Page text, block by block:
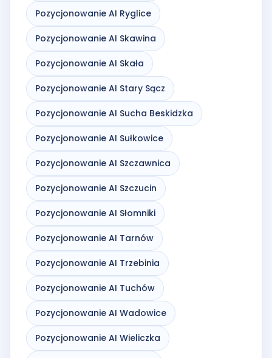
Pozycjonowanie AI Ryglice
Pozycjonowanie AI Skawina
Pozycjonowanie AI Skała
Pozycjonowanie AI Stary Sącz
Pozycjonowanie AI Sucha Beskidzka
Pozycjonowanie AI Sułkowice
Pozycjonowanie AI Szczawnica
Pozycjonowanie AI Szczucin
Pozycjonowanie AI Słomniki
Pozycjonowanie AI Tarnów
Pozycjonowanie AI Trzebinia
Pozycjonowanie AI Tuchów
Pozycjonowanie AI Wadowice
Pozycjonowanie AI Wieliczka